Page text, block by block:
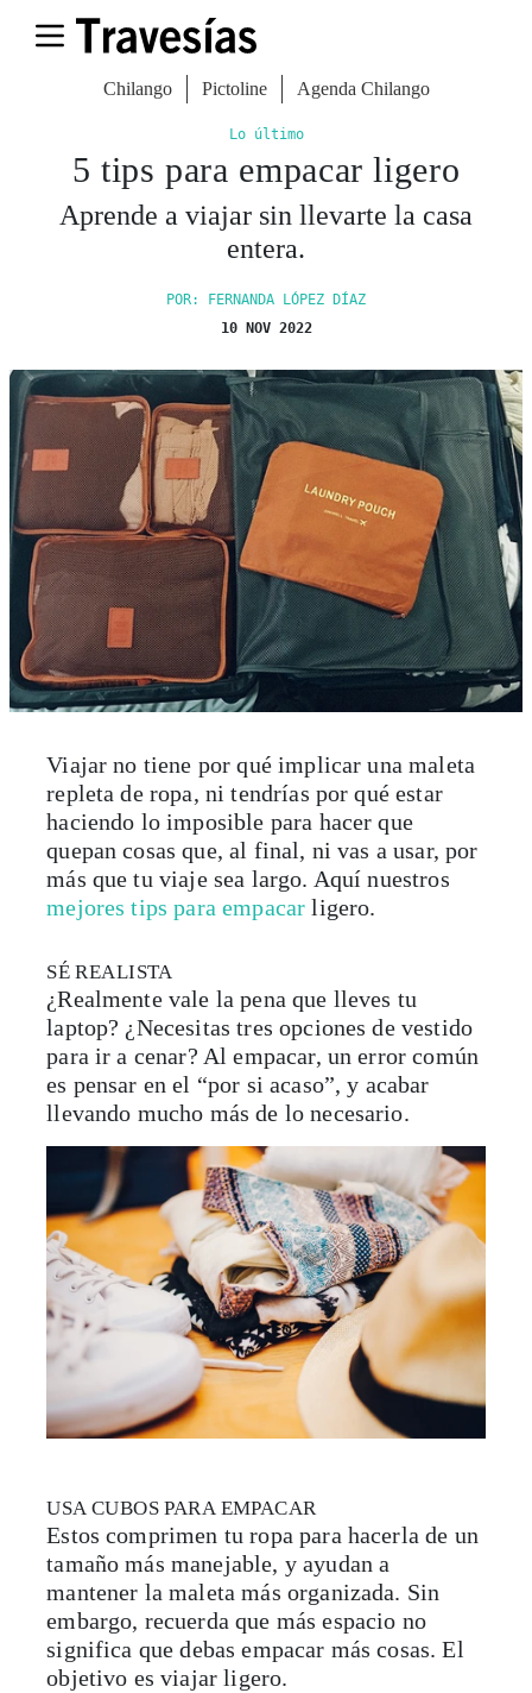
Chilango Pictoline Agenda Chilango
Lo último
5 tips para empacar ligero
Aprende a viajar sin llevarte la casa
entera.
POR: FERNANDA LÓPEZ DÍAZ
10 NOV 2022
Viajar no tiene por qué implicar una maleta
repleta de ropa, ni tendrías por qué estar
haciendo lo imposible para hacer que
quepan cosas que, al final, ni vas a usar, por
más que tu viaje sea largo. Aquí nuestros
mejores tips para empacar ligero.
SÉ REALISTA
¿Realmente vale la pena que lleves tu
laptop? ¿Necesitas tres opciones de vestido
para ir a cenar? Al empacar, un error común
es pensar en el “por si acaso”, y acabar
llevando mucho más de lo necesario.
USA CUBOS PARA EMPACAR
Estos comprimen tu ropa para hacerla de un
tamaño más manejable, y ayudan a
mantener la maleta más organizada. Sin
embargo, recuerda que más espacio no
significa que debas empacar más cosas. El
objetivo es viajar ligero.